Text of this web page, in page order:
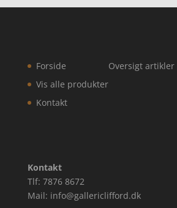
Forside
Vis alle produkter
Kontakt
Oversigt artikler
Kontakt
Tlf: 7876 8672
Mail: info@gallericlifford.dk